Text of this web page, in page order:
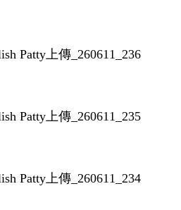
Patty上傳_260611_236
Patty上傳_260611_235
Patty上傳_260611_234